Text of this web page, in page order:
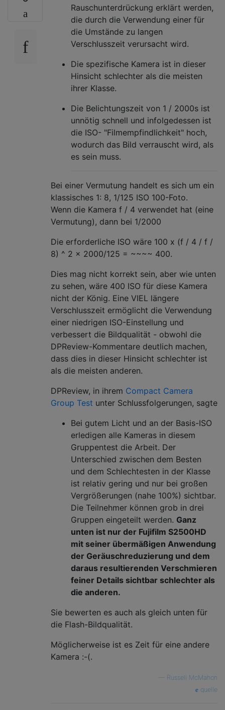
Rauschunterdrückung erklärt werden,
die durch die Verwendung einer für
die Umstände zu langen
Verschlusszeit verursacht wird.
Die spezifische Kamera ist in dieser
Hinsicht schlechter als die meisten
ihrer Klasse.
Die Belichtungszeit von 1 / 2000s ist
unnötig schnell und infolgedessen ist
die ISO- "Filmempfindlichkeit" hoch,
wodurch das Bild verrauscht wird, als
es sein muss.
Bei einer Vermutung handelt es sich um ein
klassisches 1: 8, 1/125 ISO 100-Foto.
Wenn die Kamera f / 4 verwendet hat (eine
Vermutung), dann bei 1/2000
Die erforderliche ISO wäre 100 x (f / 4 / f /
8) ^ 2 x 2000/125 = ~~~~ 400.
Dies mag nicht korrekt sein, aber wie unten
zu sehen, wäre 400 ISO für diese Kamera
nicht der König. Eine VIEL längere
Verschlusszeit ermöglicht die Verwendung
einer niedrigen ISO-Einstellung und
verbessert die Bildqualität - obwohl die
DPReview-Kommentare deutlich machen,
dass dies in dieser Hinsicht schlechter ist
als die meisten anderen.
DPReview, in ihrem Compact Camera
Group Test unter Schlussfolgerungen, sagte
Bei gutem Licht und an der Basis-ISO
erledigen alle Kameras in diesem
Gruppentest die Arbeit. Der
Unterschied zwischen dem Besten
und dem Schlechtesten in der Klasse
ist relativ gering und nur bei großen
Vergrößerungen (nahe 100%) sichtbar.
Die Teilnehmer können grob in drei
Gruppen eingeteilt werden. Ganz
unten ist nur der Fujifilm S2500HD
mit seiner übermäßigen Anwendung
der Geräuschreduzierung und dem
daraus resultierenden Verschmieren
feiner Details sichtbar schlechter als
die anderen.
Sie bewerten es auch als gleich unten für
die Flash-Bildqualität.
Möglicherweise ist es Zeit für eine andere
Kamera :-(.
Russell McMahon
quelle